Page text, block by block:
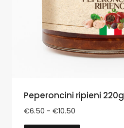
Peperoncini ripieni 220g
€6.50 - €10.50